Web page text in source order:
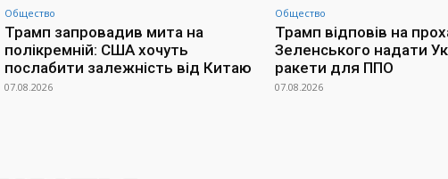
Общество
Трамп запровадив мита на
полікремній: США хочуть
послабити залежність від Китаю
07.08.2026
Общество
Трамп відповів на
Зеленського надати
ракети для ППО
07.08.2026